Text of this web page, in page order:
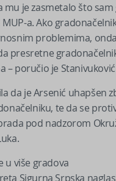
mu je zasmetalo što
a. Ako
problemima,
presretne
– poručio je
da je Arsenić uhapšen
te da se
pod nadzorom
u više gradova
Sigurna Srpska